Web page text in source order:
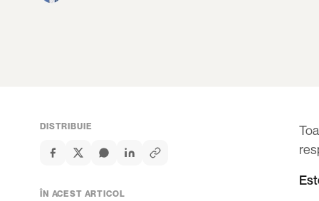
DISTRIBUIE
ÎN ACEST ARTICOL